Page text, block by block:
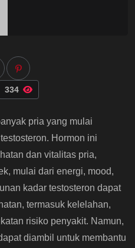
334
pria yang mulai
Hormon ini
dan vitalitas pria,
mulai dari energi, mood,
kadar testosteron dapat
termasuk kelelahan,
risiko penyakit. Namun,
diambil untuk membantu